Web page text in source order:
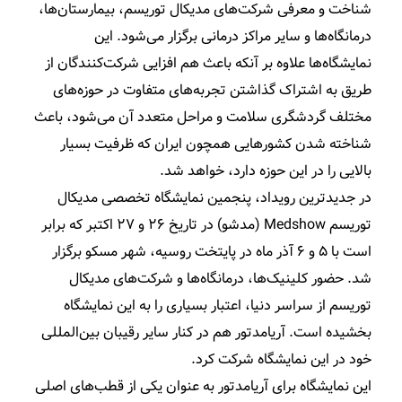
شناخت و معرفی شرکت‌های مدیکال توریسم، بیمارستان‌ها،
درمانگاه‌ها و سایر مراکز درمانی برگزار می‌شود. این
نمایشگاه‌ها علاوه بر آنکه باعث هم افزایی شرکت‌کنندگان از
طریق به اشتراک گذاشتن تجربه‌های متفاوت در حوزه‌های
مختلف گردشگری سلامت و مراحل متعدد آن می‌شود، باعث
شناخته شدن کشورهایی همچون ایران که ظرفیت بسیار
بالایی را در این حوزه دارد، خواهد شد.
در جدیدترین رویداد، پنجمین نمایشگاه تخصصی مدیکال
توریسم Medshow (مدشو) در تاریخ ۲۶ و ۲۷ اکتبر که برابر
است با ۵ و ۶ آذر ماه در پایتخت روسیه، شهر مسکو برگزار
شد. حضور کلینیک‌ها، درمانگاه‌ها و شرکت‌های مدیکال
توریسم از سراسر دنیا، اعتبار بسیاری را به این نمایشگاه
بخشیده است. آریامدتور هم در کنار سایر رقیبان بین‌المللی
خود در این نمایشگاه شرکت کرد.
این نمایشگاه برای آریامدتور به عنوان یکی از قطب‌های اصلی